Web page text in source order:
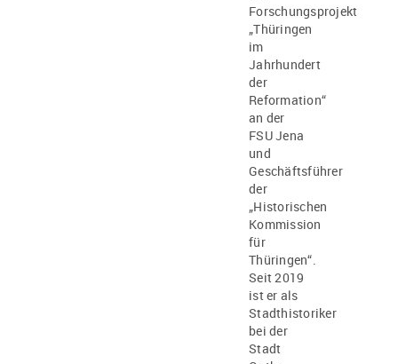
Forschungsprojekt
„Thüringen
im
Jahrhundert
der
Reformation“
an der
FSU Jena
und
Geschäftsführer
der
„Historischen
Kommission
für
Thüringen“.
Seit 2019
ist er als
Stadthistoriker
bei der
Stadt